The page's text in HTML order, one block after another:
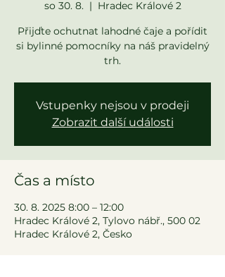
so 30. 8.
  |
Hradec Králové 2
Přijďte ochutnat lahodné čaje a pořídit
si bylinné pomocníky na náš pravidelný
trh.
Vstupenky nejsou v prodeji
Zobrazit další události
Čas a místo
30. 8. 2025 8:00 – 12:00
Hradec Králové 2, Tylovo nábř., 500 02
Hradec Králové 2, Česko